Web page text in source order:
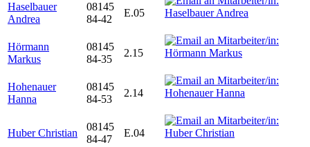
Haselbauer
Andrea
08145
84-42
E.05
Hörmann
Markus
08145
84-35
2.15
Hohenauer
Hanna
08145
84-53
2.14
Huber Christian
08145
84-47
E.04